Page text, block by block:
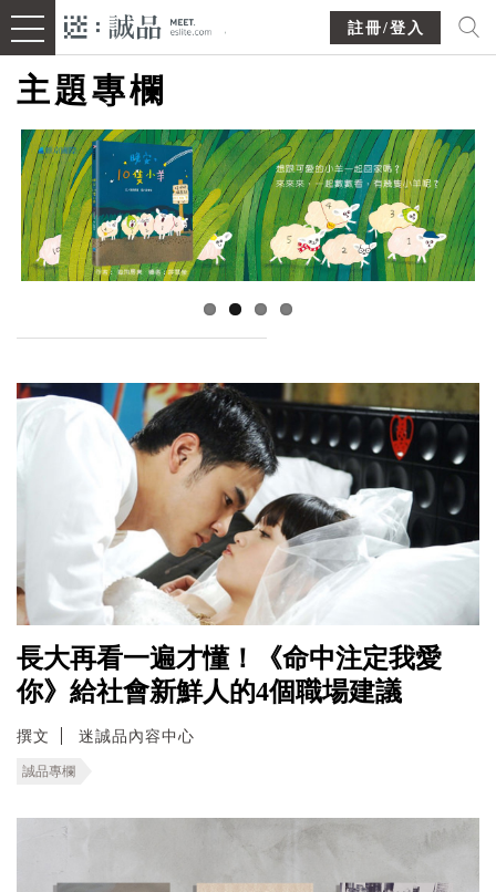
註冊/登入
主題專欄
長大再看一遍才懂！《命中注定我愛
你》給社會新鮮人的4個職場建議
撰文 迷誠品內容中心
誠品專欄